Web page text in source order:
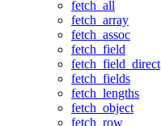
fetch_all
fetch_array
fetch_assoc
fetch_field
fetch_field_direct
fetch_fields
fetch_lengths
fetch_object
fetch_row